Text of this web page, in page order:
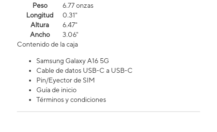
Peso
6.77 onzas
Longitud
0.31"
Altura
6.47"
Ancho
3.06"
Contenido de la caja
Samsung Galaxy A16 5G
Cable de datos USB-C a USB-C
Pin/Eyector de SIM
Guía de inicio
Términos y condiciones